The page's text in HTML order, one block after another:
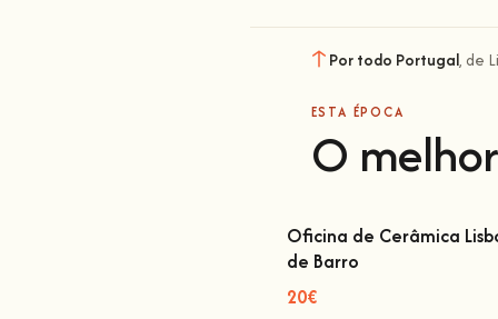
Por todo Portugal, de
ESTA ÉPOCA
O
Oficina de Cerâmica Lisboa
Oficina de Cerâmica
de Barro
20€